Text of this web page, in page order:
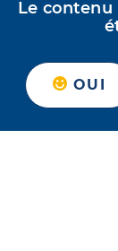
Le contenu
OUI